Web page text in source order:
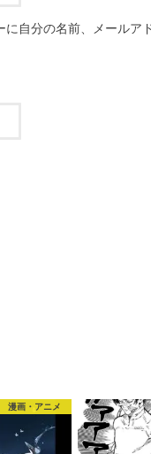
自分の名前、メールア
漫画・アニメ